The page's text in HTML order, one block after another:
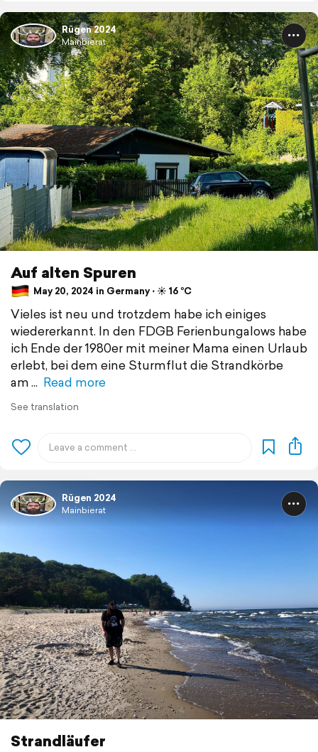
Rügen 2024
Mainbierat
Auf alten Spuren
May 20, 2024 in Germany ⋅ ☀️ 16 °C
Vieles ist neu und trotzdem habe ich einiges
wiedererkannt. In den FDGB Ferienbungalows habe
ich Ende der 1980er mit meiner Mama einen Urlaub
erlebt, bei dem eine Sturmflut die Strandkörbe
am
Read more
See translation
Rügen 2024
Mainbierat
Strandläufer